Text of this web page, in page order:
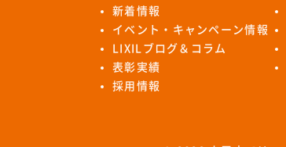
新着情報
イベント・キャンペーン情報
LIXILブログ＆コラム
表彰実績
採用情報